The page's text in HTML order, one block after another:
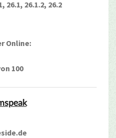
26.1, 26.1.2, 26.2
Online:
100